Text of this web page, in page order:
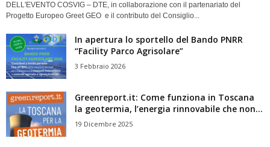
DELL'EVENTO COSVIG – DTE, in collaborazione con il partenariato del
Progetto Europeo Greet GEO e il contributo del Consiglio...
In apertura lo sportello del Bando PNRR
“Facility Parco Agrisolare”
3 Febbraio 2026
Greenreport.it: Come funziona in Toscana
la geotermia, l’energia rinnovabile che non...
19 Dicembre 2025